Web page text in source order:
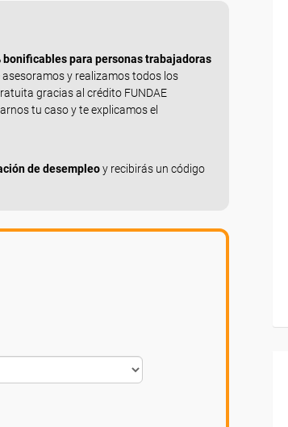
bonificables para personas trabajadoras
asesoramos y realizamos todos los
gracias al crédito FUNDAE
tu caso y te explicamos el
de desempleoy recibirás un código